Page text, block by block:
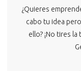
¿Quieres
cabo tu idea
ello? ¡No tires